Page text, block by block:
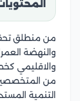
من منطلق
والنهضة
والاقليمي
من
التنمية